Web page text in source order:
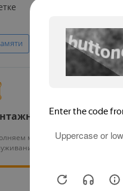
С датчиком движения
работы
монтаж и тех.
оборудования